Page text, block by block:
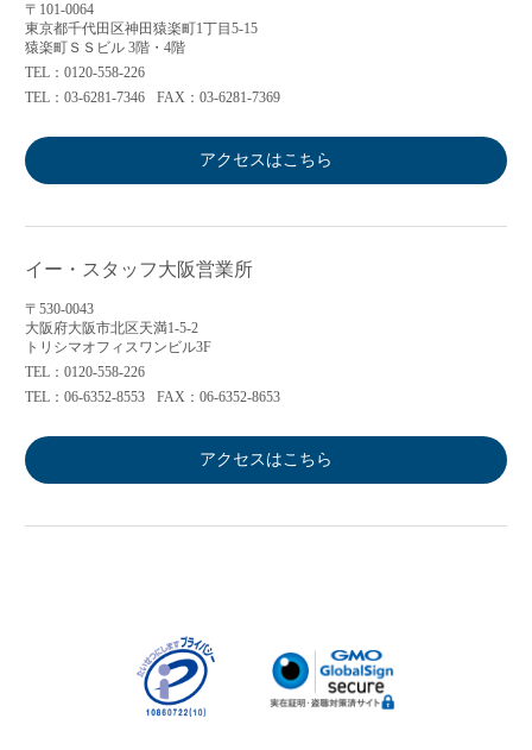
〒101-0064
東京都千代田区神田猿楽町1丁目5-15
猿楽町ＳＳビル 3階・4階
TEL：0120-558-226
TEL：03-6281-7346
FAX：03-6281-7369
アクセスはこちら
イー・スタッフ大阪営業所
〒530-0043
大阪府大阪市北区天満1-5-2
トリシマオフィスワンビル3F
TEL：0120-558-226
TEL：06-6352-8553
FAX：06-6352-8653
アクセスはこちら